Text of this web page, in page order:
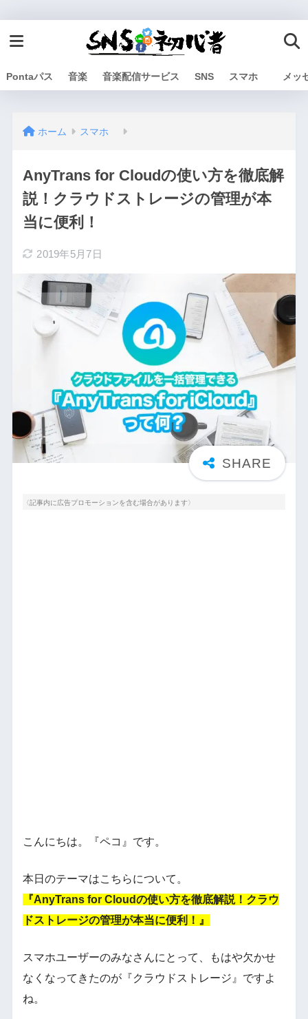
Pontaパス 音楽 音楽配信サービス SNS スマホ メッ
ホーム スマホ
AnyTrans for Cloudの使い方を徹底解
説！クラウドストレージの管理が本
当に便利！
2019年5月7日
〈記事内に広告プロモーションを含む場合があります〉
こんにちは。『ペコ』です。
本日のテーマはこちらについて。
『AnyTrans for Cloudの使い方を徹底解説！クラウ
ドストレージの管理が本当に便利！』
スマホユーザーのみなさんにとって、もはや欠かせ
なくなってきたのが『クラウドストレージ』ですよ
ね。